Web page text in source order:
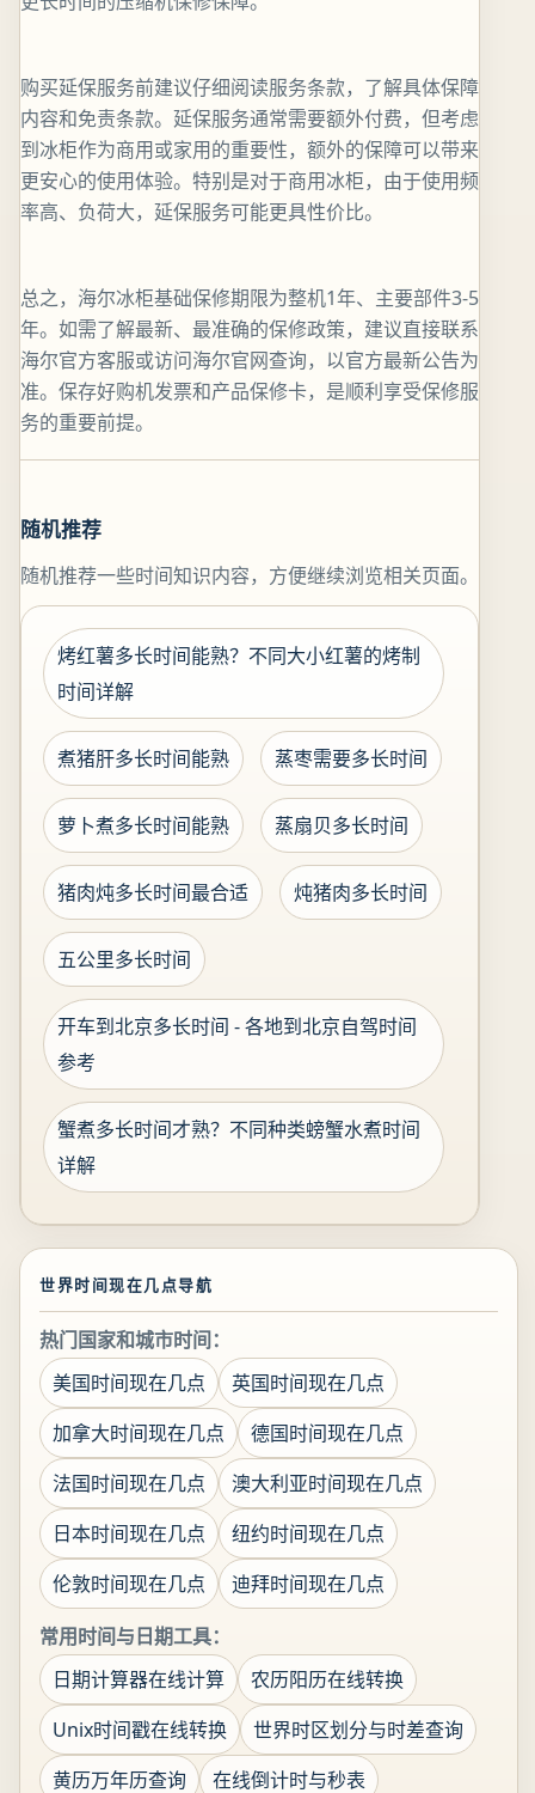
购买延保服务前建议仔细阅读服务条款，了解具体保障
内容和免责条款。延保服务通常需要额外付费，但考虑
到冰柜作为商用或家用的重要性，额外的保障可以带来
更安心的使用体验。特别是对于商用冰柜，由于使用频
率高、负荷大，延保服务可能更具性价比。
总之，海尔冰柜基础保修期限为整机1年、主要部件3-5
年。如需了解最新、最准确的保修政策，建议直接联系
海尔官方客服或访问海尔官网查询，以官方最新公告为
准。保存好购机发票和产品保修卡，是顺利享受保修服
务的重要前提。
随机推荐
随机推荐一些时间知识内容，方便继续浏览相关页面。
烤红薯多长时间能熟？不同大小红薯的烤制
时间详解
煮猪肝多长时间能熟 蒸枣需要多长时间
萝卜煮多长时间能熟 蒸扇贝多长时间
猪肉炖多长时间最合适 炖猪肉多长时间
五公里多长时间
开车到北京多长时间 - 各地到北京自驾时间
参考
蟹煮多长时间才熟？不同种类螃蟹水煮时间
详解
世界时间现在几点导航
热门国家和城市时间：
美国时间现在几点
英国时间现在几点
加拿大时间现在几点
德国时间现在几点
法国时间现在几点
澳大利亚时间现在几点
日本时间现在几点
纽约时间现在几点
伦敦时间现在几点
迪拜时间现在几点
常用时间与日期工具：
日期计算器在线计算
农历阳历在线转换
Unix时间戳在线转换
世界时区划分与时差查询
黄历万年历查询
在线倒计时与秒表